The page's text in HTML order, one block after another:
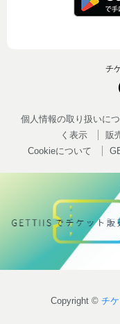
チ
個人情報の取り扱いに
く表示
販
Cookieについて
Copyright © チ